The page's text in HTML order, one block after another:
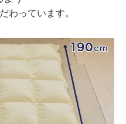
わっています。